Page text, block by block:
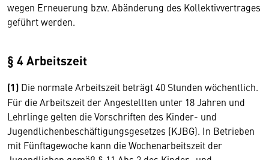
wegen Erneuerung bzw. Abänderung des Kollektivvertrages
geführt werden.
§ 4 Arbeitszeit
(1) Die normale Arbeitszeit beträgt 40 Stunden wöchentlich.
Für die Arbeitszeit der Angestellten unter 18 Jahren und
Lehrlinge gelten die Vorschriften des Kinder- und
Jugendlichenbeschäftigungsgesetzes (KJBG). In Betrieben
mit Fünftagewoche kann die Wochenarbeitszeit der